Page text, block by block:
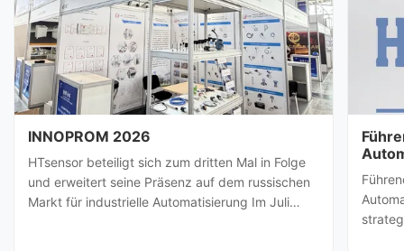
INNOPROM 2026
HTsensor beteiligt sich zum dritten Mal in Folge
und erweitert seine Präsenz auf dem russischen
Markt für industrielle Automatisierung Im Juli